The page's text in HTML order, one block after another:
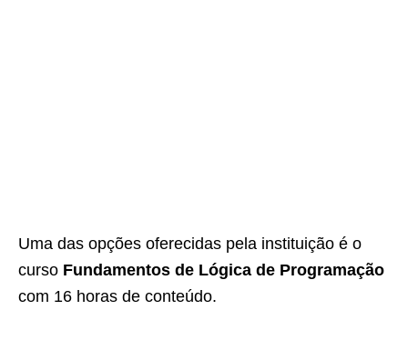
Uma das opções oferecidas pela instituição é o
curso Fundamentos de Lógica de Programação
com 16 horas de conteúdo.